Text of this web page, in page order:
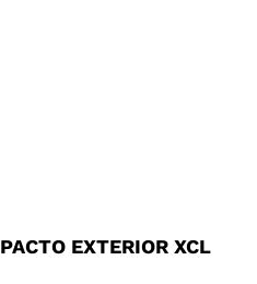
EXTERIOR XCL